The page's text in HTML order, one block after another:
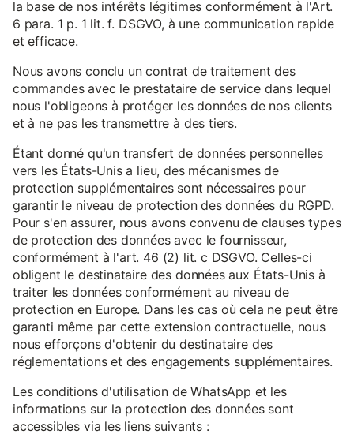
la base de nos intérêts légitimes conformément à l'Art.
6 para. 1 p. 1 lit. f. DSGVO, à une communication rapide
et efficace.
Nous avons conclu un contrat de traitement des
commandes avec le prestataire de service dans lequel
nous l'obligeons à protéger les données de nos clients
et à ne pas les transmettre à des tiers.
Étant donné qu'un transfert de données personnelles
vers les États-Unis a lieu, des mécanismes de
protection supplémentaires sont nécessaires pour
garantir le niveau de protection des données du RGPD.
Pour s'en assurer, nous avons convenu de clauses types
de protection des données avec le fournisseur,
conformément à l'art. 46 (2) lit. c DSGVO. Celles-ci
obligent le destinataire des données aux États-Unis à
traiter les données conformément au niveau de
protection en Europe. Dans les cas où cela ne peut être
garanti même par cette extension contractuelle, nous
nous efforçons d'obtenir du destinataire des
réglementations et des engagements supplémentaires.
Les conditions d'utilisation de WhatsApp et les
informations sur la protection des données sont
accessibles via les liens suivants :